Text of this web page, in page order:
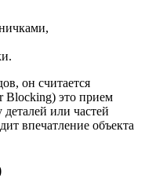
он считается
Blocking) это прием
или частей
впечатление объекта